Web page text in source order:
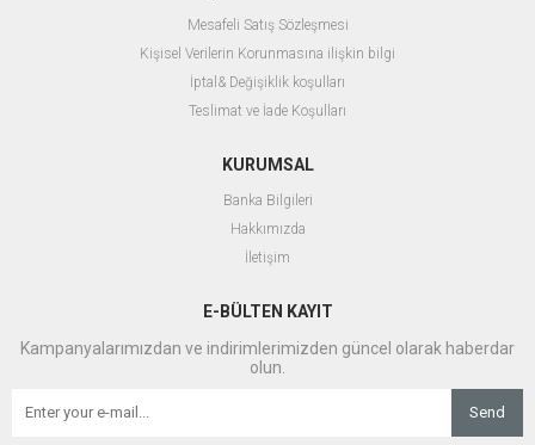
Mesafeli Satış Sözleşmesi
Kişisel Verilerin Korunmasına ilişkin bilgi
İptal& Değişiklik koşulları
Teslimat ve İade Koşulları
KURUMSAL
Banka Bilgileri
Hakkımızda
İletişim
E-BÜLTEN KAYIT
Kampanyalarımızdan ve indirimlerimizden güncel olarak haberdar
olun.
Send